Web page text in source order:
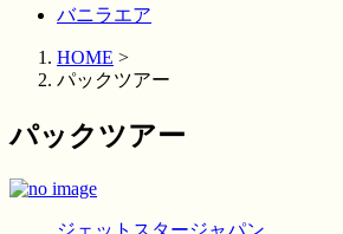
バニラエア
HOME >
パックツアー
パックツアー
ジェットスタージャパン